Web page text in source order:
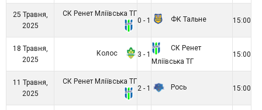
25 Травня,
2025
СК Ренет Мліївська ТГ
0 - 1
ФК Тальне 15:00
18 Травня,
2025
Колос 3 - 1
СК Ренет
Мліївська ТГ
15:00
11 Травня,
2025
СК Ренет Мліївська ТГ
2 - 1
Рось 15:00